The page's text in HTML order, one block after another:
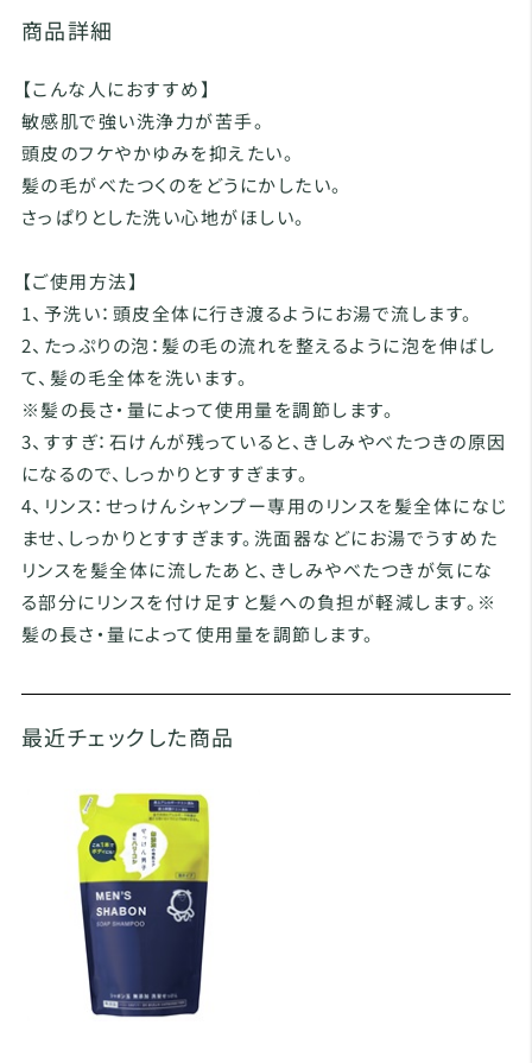
商品詳細
【こんな人におすすめ】
敏感肌で強い洗浄力が苦手。
頭皮のフケやかゆみを抑えたい。
髪の毛がべたつくのをどうにかしたい。
さっぱりとした洗い心地がほしい。
【ご使用方法】
1、予洗い：頭皮全体に行き渡るようにお湯で流します。
2、たっぷりの泡：髪の毛の流れを整えるように泡を伸ばし
て、髪の毛全体を洗います。
※髪の長さ・量によって使用量を調節します。
3、すすぎ：石けんが残っていると、きしみやべたつきの原因
になるので、しっかりとすすぎます。
4、リンス：せっけんシャンプー専用のリンスを髪全体になじ
ませ、しっかりとすすぎます。洗面器などにお湯でうすめた
リンスを髪全体に流したあと、きしみやべたつきが気にな
る部分にリンスを付け足すと髪への負担が軽減します。※
髪の長さ・量によって使用量を調節します。
最近チェックした商品